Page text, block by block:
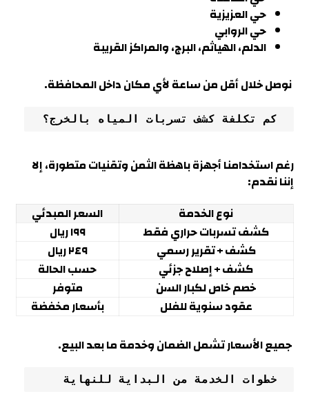
حي العزيزية
حي الروابي
الدلم، الهياثم، البرج، والمراكز القريبة
نوصل خلال أقل من ساعة لأي مكان داخل المحافظة.
كم تكلفة كشف تسربات المياه بالخرج؟
رغم استخدامنا أجهزة باهظة الثمن وتقنيات متطورة، إلا
إننا نقدم:
نوع الخدمة
السعر المبدئي
كشف تسربات حراري فقط
١٩٩ ريال
كشف + تقرير رسمي
٢٤٩ ريال
كشف + إصلاح جزئي
حسب الحالة
خصم خاص لكبار السن
متوفر
عقود سنوية للفلل
بأسعار مخفضة
جميع الأسعار تشمل الضمان وخدمة ما بعد البيع.
خطوات الخدمة من البداية للنهاية